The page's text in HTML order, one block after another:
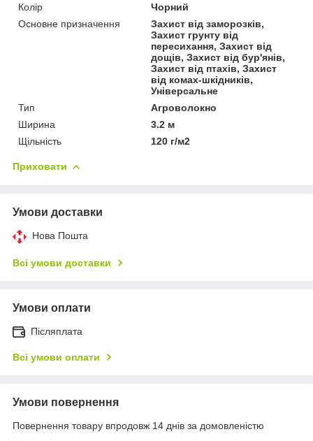
Колір
Чорний
Основне призначення
Захист від заморозків,
Захист грунту від
пересихання, Захист від
дощів, Захист від бур'янів,
Захист від птахів, Захист
від комах-шкідників,
Універсальне
Тип
Агроволокно
Ширина
3.2 м
Щільність
120 г/м2
Приховати
Умови доставки
Нова Пошта
Всі умови доставки
Умови оплати
Післяплата
Всі умови оплати
Умови повернення
Повернення товару впродовж 14 днів за домовленістю